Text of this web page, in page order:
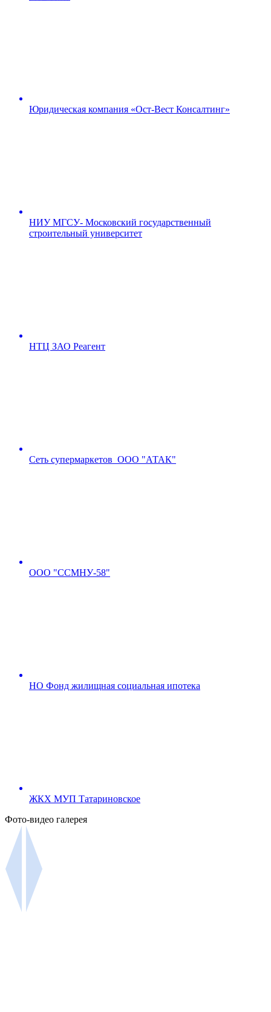
Юридическая компания «Ост-Вест Консалтинг»
НИУ МГСУ- Московский государственный
строительный университет
НТЦ ЗАО Реагент
Сеть супермаркетов ООО "АТАК"
ООО "ССМНУ-58"
НО Фонд жилищная социальная ипотека
ЖКХ МУП Татариновское
Фото-видео галерея